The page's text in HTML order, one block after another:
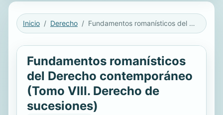
Inicio Derecho Fundamentos romanísticos del Derecho contemporáneo (Tomo VIII. Derecho de sucesiones)
Fundamentos romanísticos
del Derecho contemporáneo
(Tomo VIII. Derecho de
sucesiones)